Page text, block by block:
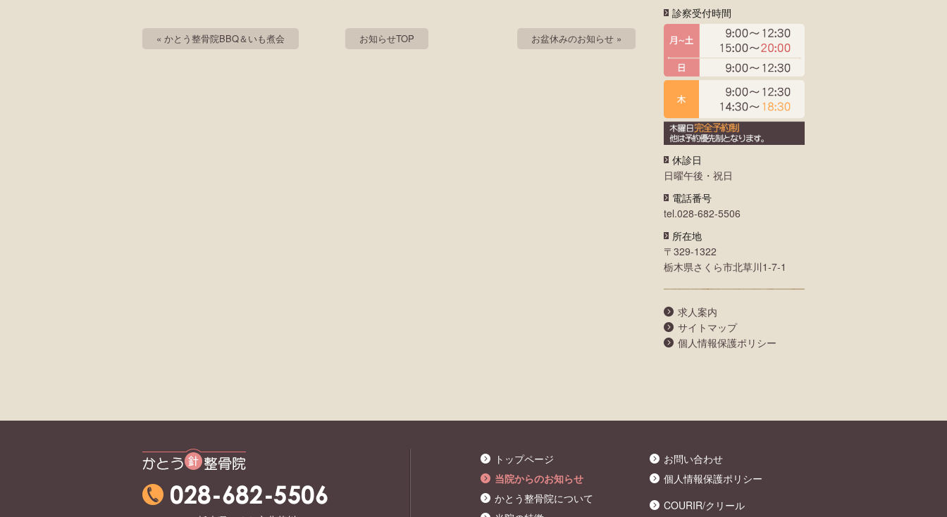
« かとう整骨院BBQ＆いも煮会 お盆休みのお知らせ »
お知らせTOP
診察受付時間
休診日
日曜午後・祝日
電話番号
tel.028-682-5506
所在地
〒329-1322
栃木県さくら市北草川1-7-1
求人案内
サイトマップ
個人情報保護ポリシー
トップページ
当院からのお知らせ
かとう整骨院について
お問い合わせ
個人情報保護ポリシー
COURIR/クリール